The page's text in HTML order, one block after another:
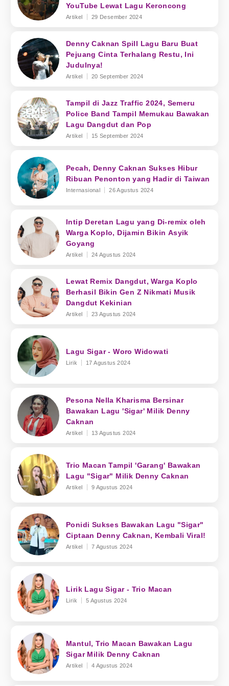
YouTube Lewat Lagu Keroncong
Artikel 29 Desember 2024
Denny Caknan Spill Lagu Baru Buat
Pejuang Cinta Terhalang Restu, Ini
Judulnya!
Artikel 20 September 2024
Tampil di Jazz Traffic 2024, Semeru
Police Band Tampil Memukau Bawakan
Lagu Dangdut dan Pop
Artikel 15 September 2024
Pecah, Denny Caknan Sukses Hibur
Ribuan Penonton yang Hadir di Taiwan
Internasional 26 Agustus 2024
Intip Deretan Lagu yang Di-remix oleh
Warga Koplo, Dijamin Bikin Asyik
Goyang
Artikel 24 Agustus 2024
Lewat Remix Dangdut, Warga Koplo
Berhasil Bikin Gen Z Nikmati Musik
Dangdut Kekinian
Artikel 23 Agustus 2024
Lagu Sigar - Woro Widowati
Lirik 17 Agustus 2024
Pesona Nella Kharisma Bersinar
Bawakan Lagu 'Sigar' Milik Denny
Caknan
Artikel 13 Agustus 2024
Trio Macan Tampil 'Garang' Bawakan
Lagu "Sigar" Milik Denny Caknan
Artikel 9 Agustus 2024
Ponidi Sukses Bawakan Lagu "Sigar"
Ciptaan Denny Caknan, Kembali Viral!
Artikel 7 Agustus 2024
Lirik Lagu Sigar - Trio Macan
Lirik 5 Agustus 2024
Mantul, Trio Macan Bawakan Lagu
Sigar Milik Denny Caknan
Artikel 4 Agustus 2024